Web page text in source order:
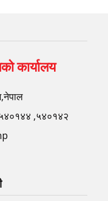
कार्यालय
,५४०१४२